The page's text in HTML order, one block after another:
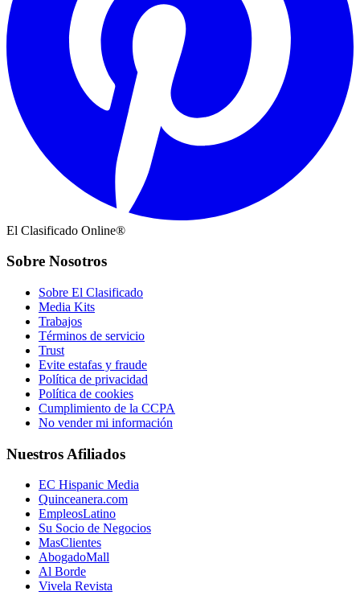
El Clasificado Online®
Sobre Nosotros
Sobre El Clasificado
Media Kits
Trabajos
Términos de servicio
Trust
Evite estafas y fraude
Política de privacidad
Política de cookies
Cumplimiento de la CCPA
No vender mi información
Nuestros Afiliados
EC Hispanic Media
Quinceanera.com
EmpleosLatino
Su Socio de Negocios
MasClientes
AbogadoMall
Al Borde
Vivela Revista